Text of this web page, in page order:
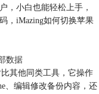
导出的备份，由于每个
，小白也能轻松上手，
，iMazing如何切换苹果
数据
其他同类工具，它操作
、编辑修改备份内容，还